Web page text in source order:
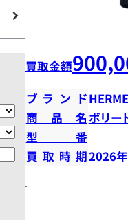
買取金額
ブランド
商品名ボリー
型番
買取時期2026